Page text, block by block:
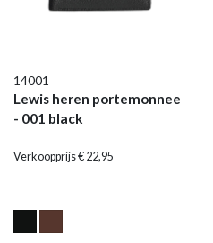
14001
Lewis heren portemonnee
- 001 black
Verkoopprijs € 22,95